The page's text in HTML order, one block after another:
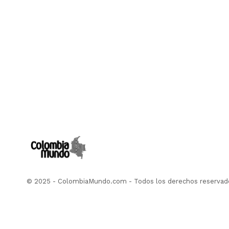
© 2025 - ColombiaMundo.com - Todos los derechos